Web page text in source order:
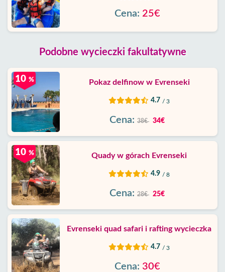
Cena: 25€
Podobne wycieczki fakultatywne
Pokaz delfinow w Evrenseki
4.7 / 3
10 %
Cena: 38€ 34€
Quady w górach Evrenseki
4.9 / 8
10 %
Cena: 28€ 25€
Evrenseki quad safari i rafting wycieczka
4.7 / 3
Cena: 30€